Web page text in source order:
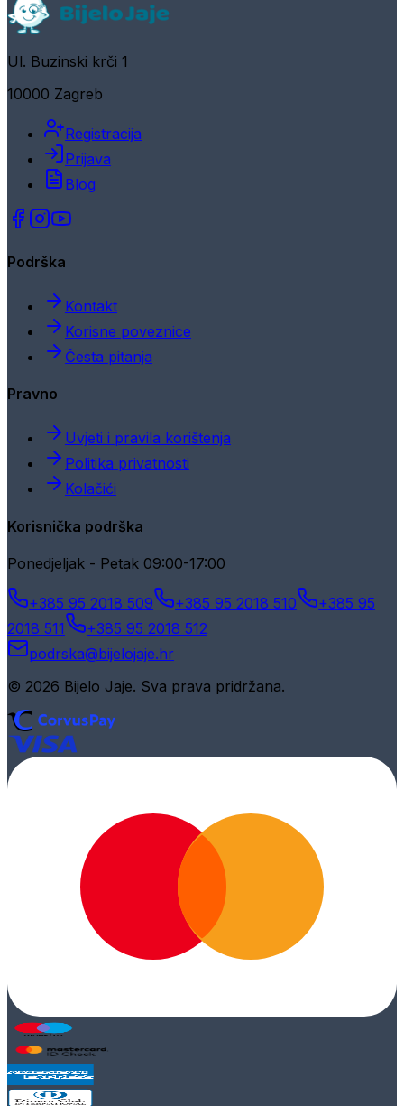
Ul. Buzinski krči 1
10000 Zagreb
Registracija
Prijava
Blog
Podrška
Kontakt
Korisne poveznice
Česta pitanja
Pravno
Uvjeti i pravila korištenja
Politika privatnosti
Kolačići
Korisnička podrška
Ponedjeljak - Petak 09:00-17:00
+385 95 2018 509 +385 95 2018 510
+385 95
2018 511
+385 95 2018 512
podrska@bijelojaje.hr
© 2026 Bijelo Jaje. Sva prava pridržana.